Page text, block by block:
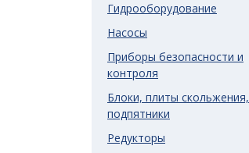
Гидрооборудование
Насосы
Приборы безопасности и
контроля
Блоки, плиты скольжения,
подпятники
Редукторы